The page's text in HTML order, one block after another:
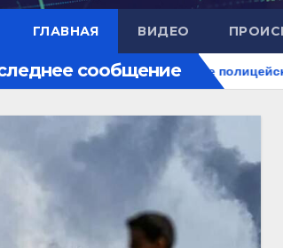
ГЛАВНАЯ ВИДЕО
сообщение
В Пятигорске полицейские задержали